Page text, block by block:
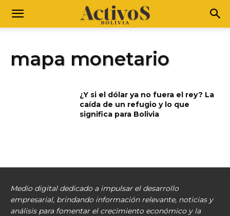
mapa monetario
¿Y si el dólar ya no fuera el rey? La
caída de un refugio y lo que
significa para Bolivia
Medio digital dedicado a impulsar el desarrollo
empresarial, brindando información relevante, noticias y
análisis para fomentar el crecimiento económico y la